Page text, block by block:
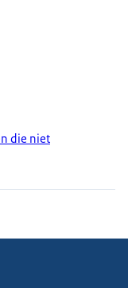
die niet